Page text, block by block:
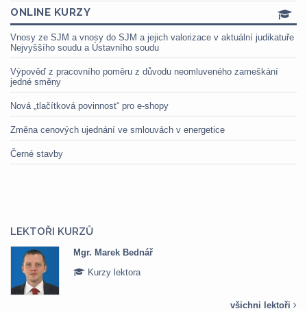
ONLINE KURZY
Vnosy ze SJM a vnosy do SJM a jejich valorizace v aktuální judikatuře
Nejvyššího soudu a Ústavního soudu
Výpověď z pracovního poměru z důvodu neomluveného zameškání
jedné směny
Nová „tlačítková povinnost“ pro e-shopy
Změna cenových ujednání ve smlouvách v energetice
Černé stavby
LEKTOŘI KURZŮ
Mgr. Marek Bednář
Kurzy lektora
všichni lektoři